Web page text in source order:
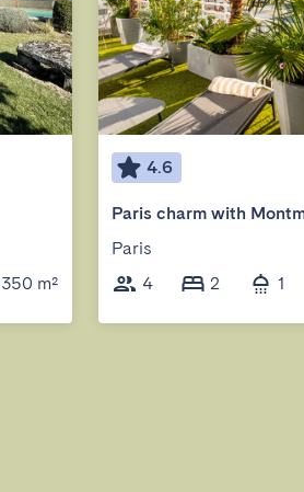
350 m²
4.6
Paris charm with
Paris
4
2 1